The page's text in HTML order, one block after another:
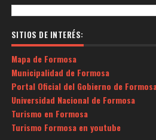
SITIOS DE INTERÉS:
Mapa de Formosa
Municipalidad de Formosa
Portal Oficial del Gobierno de
Universidad Nacional de Formosa
Turismo en Formosa
Turismo Formosa en youtube